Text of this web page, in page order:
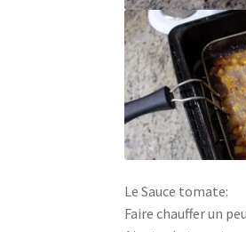
Le Sauce tomate:
Faire chauffer un